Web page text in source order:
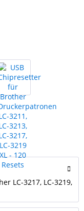
LC-3217, LC-3219,